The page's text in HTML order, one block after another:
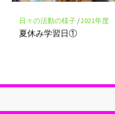
日々の活動の様子/2021年度
夏休み学習日①